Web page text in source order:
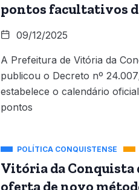
pontos facultativos
09/12/2025
A Prefeitura de Vitória da
publicou o Decreto nº
estabelece o calendário
pontos
POLÍTICA CONQUISTENSE
Vitória da Conquista
oferta de novo